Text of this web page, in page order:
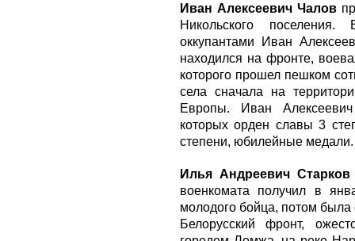
Иван Алексеевич Чалов
Никольского
оккупантами Иван
находился на фронте,
которого прошел пешком
села сначала на
Европы. Иван
которых орден славы 3
степени, юбилейные медали.
Илья Андреевич Старков
военкомата получил в
молодого бойца, потом
Белорусский фронт,